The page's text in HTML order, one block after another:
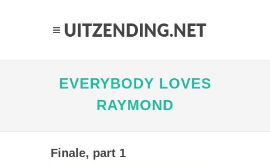
EVERYBODY LOVES
RAYMOND
Finale, part 1